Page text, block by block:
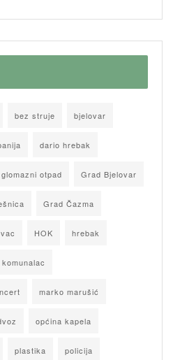
bez struje bjelovar
dario hrebak
glomazni otpad Grad Bjelovar
Grad Čazma
HOK hrebak
komunalac
marko marušić
općina kapela
plastika policija